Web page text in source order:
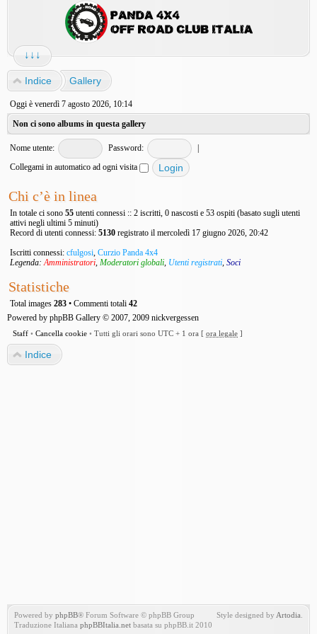
↓↓↓
Indice Gallery
Oggi è venerdì 7 agosto 2026, 10:14
Non ci sono albums in questa gallery
Nome utente: Password:
|
Collegami in automatico ad ogni visita
Chi c’è in linea
In totale ci sono 55 utenti connessi :: 2 iscritti, 0 nascosti e 53 ospiti (basato sugli utenti
attivi negli ultimi 5 minuti)
Record di utenti connessi: 5130 registrato il mercoledì 17 giugno 2026, 20:42
Iscritti connessi: cfulgosi, Curzio Panda 4x4
Legenda:Amministratori, Moderatori globali, Utenti registrati, Soci
Statistiche
Total images 283 • Commenti totali 42
Powered by phpBB Gallery © 2007, 2009 nickvergessen
Staff • Cancella cookie • Tutti gli orari sono UTC + 1 ora [ ora legale ]
Indice
Powered by phpBB® Forum Software © phpBB Group
Traduzione Italiana phpBBItalia.net basata su phpBB.it 2010
Style designed by Artodia